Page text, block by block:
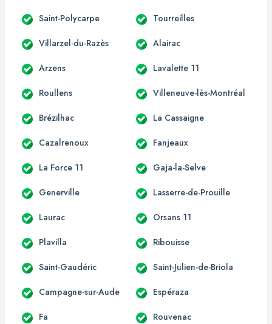
Saint-Polycarpe Tourreilles
Villarzel-du-Razès Alairac
Arzens Lavalette 11
Roullens Villeneuve-lès-Montréal
Brézilhac La Cassaigne
Cazalrenoux Fanjeaux
La Force 11 Gaja-la-Selve
Generville Lasserre-de-Prouille
Laurac Orsans 11
Plavilla Ribouisse
Saint-Gaudéric Saint-Julien-de-Briola
Campagne-sur-Aude Espéraza
Fa Rouvenac